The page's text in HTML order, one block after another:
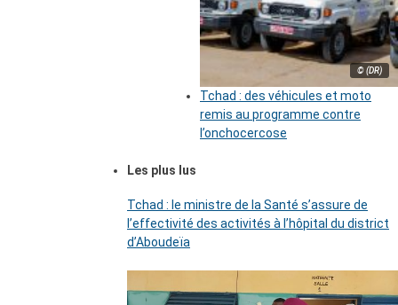
© (DR)
Tchad : des véhicules et moto
remis au programme contre
l’onchocercose
Les plus lus
Tchad : le ministre de la Santé s’assure de
l’effectivité des activités à l’hôpital du district
d’Aboudeïa